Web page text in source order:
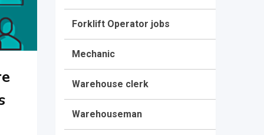
Forklift Operator jobs
Mechanic
Warehouse clerk
Warehouseman